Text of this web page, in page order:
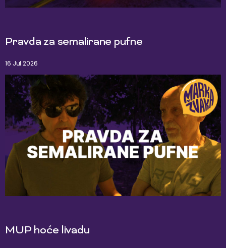
Pravda za semalirane pufne
16 Jul 2026
MUP hoće livadu